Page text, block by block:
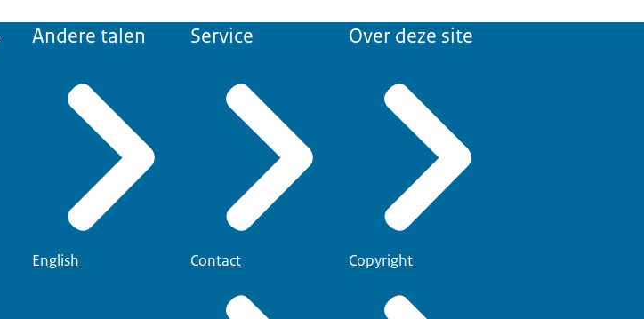
Andere talen
English
Service
Contact
Over deze site
Copyright